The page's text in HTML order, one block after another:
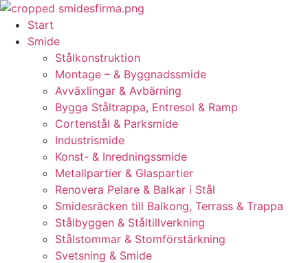
Skip
content
Start
Smide
Stålkonstruktion
Montage – & Byggnadssmide
Avväxlingar & Avbärning
Bygga Ståltrappa, Entresol & Ramp
Cortenstål & Parksmide
Industrismide
Konst- & Inredningssmide
Metallpartier & Glaspartier
Renovera Pelare & Balkar i Stål
Smidesräcken till Balkong, Terrass & Trappa
Stålbyggen & Ståltillverkning
Stålstommar & Stomförstärkning
Svetsning & Smide